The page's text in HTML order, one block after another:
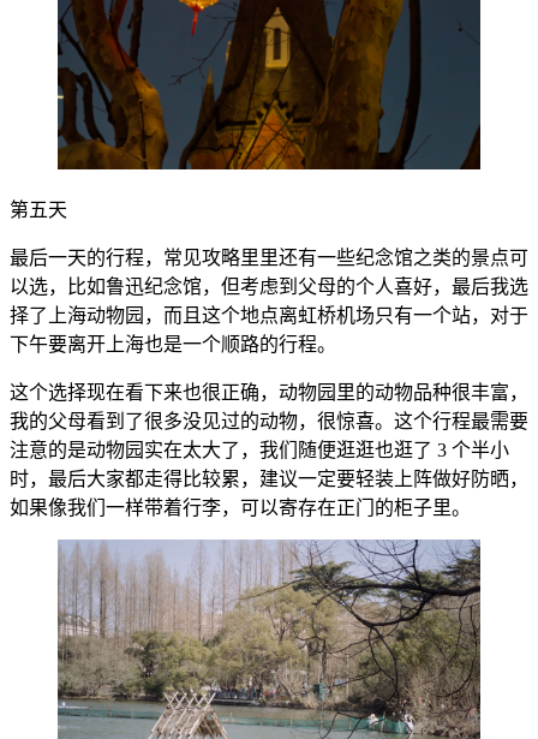
第五天
最后一天的行程，常见攻略里里还有一些纪念馆之类的景点可
以选，比如鲁迅纪念馆，但考虑到父母的个人喜好，最后我选
择了上海动物园，而且这个地点离虹桥机场只有一个站，对于
下午要离开上海也是一个顺路的行程。
这个选择现在看下来也很正确，动物园里的动物品种很丰富，
我的父母看到了很多没见过的动物，很惊喜。这个行程最需要
注意的是动物园实在太大了，我们随便逛逛也逛了 3 个半小
时，最后大家都走得比较累，建议一定要轻装上阵做好防晒，
如果像我们一样带着行李，可以寄存在正门的柜子里。